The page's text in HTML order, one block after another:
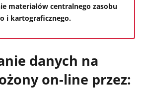
materiałów centralnego zasobu
i kartograficznego.
danych na
on-line przez: